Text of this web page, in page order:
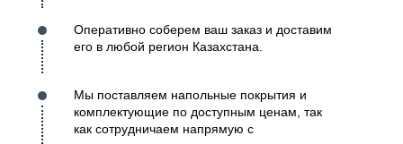
Оперативно соберем ваш заказ и доставим
его в любой регион Казахстана.
Мы поставляем напольные покрытия и
комплектующие по доступным ценам, так
как сотрудничаем напрямую с